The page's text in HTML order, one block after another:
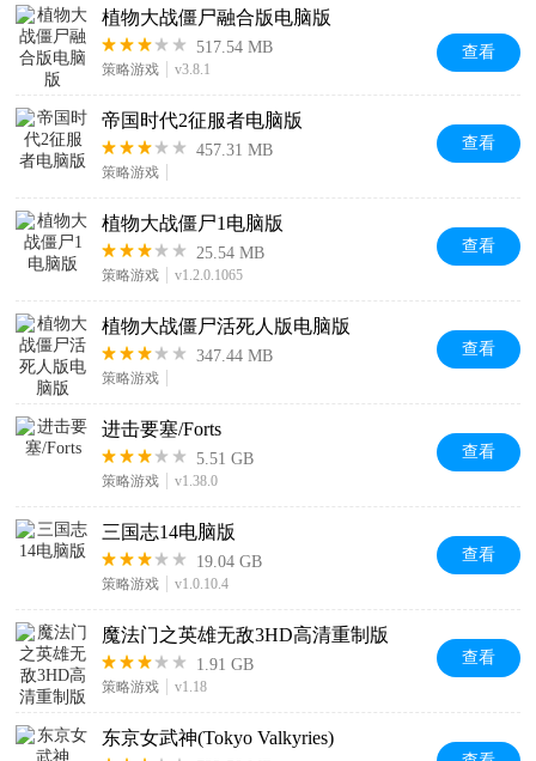
植物大战僵尸融合版电脑版
517.54 MB
策略游戏 v3.8.1
查看
帝国时代2征服者电脑版
457.31 MB
策略游戏
查看
植物大战僵尸1电脑版
25.54 MB
策略游戏 v1.2.0.1065
查看
植物大战僵尸活死人版电脑版
347.44 MB
策略游戏
查看
进击要塞/Forts
5.51 GB
策略游戏 v1.38.0
查看
三国志14电脑版
19.04 GB
策略游戏 v1.0.10.4
查看
魔法门之英雄无敌3HD高清重制版
1.91 GB
策略游戏 v1.18
查看
东京女武神(Tokyo Valkyries)